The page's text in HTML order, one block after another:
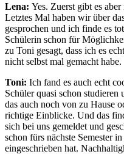
Lena: Yes. Zuerst gibt es
Letztes Mal haben wir über
gesprochen und ich finde es
Schülerin schon für
zu Toni gesagt, dass ich es
nicht selbst mal gemacht habe.
Toni: Ich fand es auch echt
Schüler quasi schon studieren
das auch noch von zu Hause
richtige Einblicke. Und das
sich bei uns gemeldet und
schon fürs nächste Semester
eingeschrieben hat.